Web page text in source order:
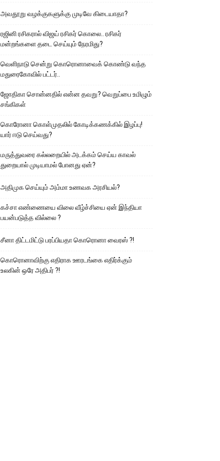
அவதூறு வழக்குகளுக்கு முடிவே கிடையாதா?
ரஜினி ரசிகரால் விஜய் ரசிகர் கொலை.. ரசிகர்
மன்றங்களை தடை செய்யும் நேரமிது?
வெளிநாடு சென்று கொரொனாவைக் கொண்டு வந்த
மதுரைகோவில் பட்டர்..
ஜோதிகா சொன்னதில் என்ன தவறு? வெறுப்பை உமிழும்
சங்கிகள்
கொரோனா கொள்முதலில் கோடிக்கணக்கில் இழப்பு!
யார் ஈடு செய்வது?
மருத்துவரை கல்லறையில் அடக்கம் செய்ய காவல்
துறையால் முடியாமல் போனது ஏன்?
அதிமுக செய்யும் அம்மா உணவக அரசியல்?
கச்சா எண்ணையை விலை வீழ்ச்சியை ஏன் இந்தியா
பயன்படுத்த வில்லை ?
சீனா திட்டமிட்டு பரப்பியதா கொரொனா வைரஸ் ?!
கொரொனாவிற்கு எதிராக ஊரடங்கை எதிர்க்கும்
உலகின் ஒரே அதிபர் ?!